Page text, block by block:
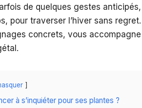
de quelques gestes
pour traverser l’hiver sans
concrets, vous
à s’inquiéter pour ses plantes ?